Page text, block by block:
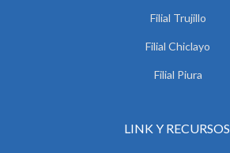
Filial Trujillo
Filial Chiclayo
Filial Piura
LINK Y RECURSOS